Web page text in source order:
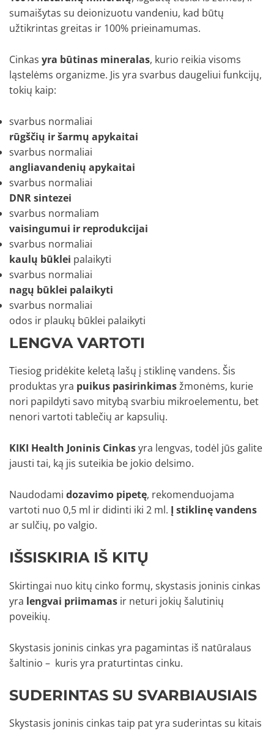
sumaišytas su deionizuotu vandeniu, kad būtų
užtikrintas greitas ir 100% prieinamumas.
Cinkas yra būtinas mineralas, kurio reikia visoms
ląstelėms organizme. Jis yra svarbus daugeliui funkcijų,
tokių kaip:
svarbus normaliai
rūgščių ir šarmų apykaitai
svarbus normaliai
angliavandenių apykaitai
svarbus normaliai
DNR sintezei
svarbus normaliam
vaisingumui ir reprodukcijai
svarbus normaliai
kaulų būklei palaikyti
svarbus normaliai
nagų būklei palaikyti
svarbus normaliai
odos ir plaukų būklei palaikyti
LENGVA VARTOTI
Tiesiog pridėkite keletą lašų į stiklinę vandens. Šis
produktas yra puikus pasirinkimasžmonėms, kurie
nori papildyti savo mitybą svarbiu mikroelementu, bet
nenori vartoti tablečių ar kapsulių.
KIKI Health Joninis Cinkasyra lengvas, todėl jūs galite
jausti tai, ką jis suteikia be jokio delsimo.
Naudodami dozavimo pipetę, rekomenduojama
vartoti nuo 0,5 ml ir didinti iki 2 ml. Į stiklinę vandens
ar sulčių, po valgio.
IŠSISKIRIA IŠ KITŲ
Skirtingai nuo kitų cinko formų, skystasis joninis cinkas
yra lengvai priimamas ir neturi jokių šalutinių
poveikių.
Skystasis joninis cinkas yra pagamintas iš natūralaus
šaltinio – kuris yra praturtintas cinku.
SUDERINTAS SU SVARBIAUSIAIS
Skystasis joninis cinkas taip pat yra suderintas su kitais